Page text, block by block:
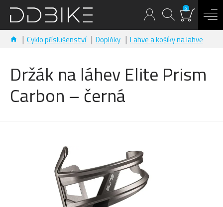
0
Cyklo příslušenství Doplňky Lahve a košíky na lahve
Držák na láhev Elite Prism
Carbon – černá